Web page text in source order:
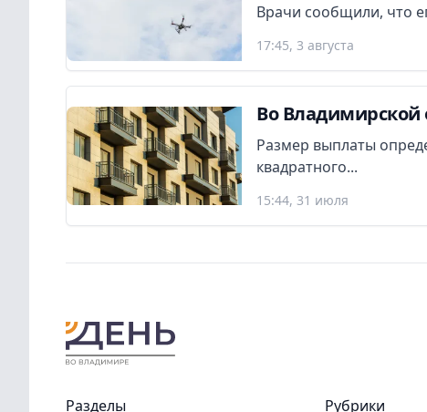
Врачи сообщили, что
17:45, 3 августа
Во Владимирской
Размер выплаты
квадратного...
15:44, 31 июля
Разделы Рубрики